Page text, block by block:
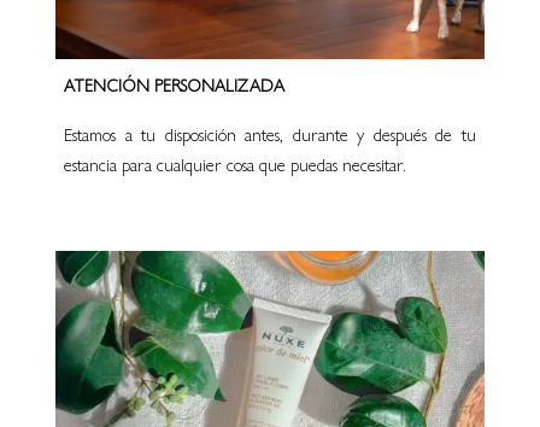
ATENCIÓN PERSONALIZADA
Estamos a tu disposición antes, durante y después de tu
estancia para cualquier cosa que puedas necesitar.